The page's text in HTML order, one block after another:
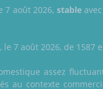
7 août 2026, stableavec
7 août 2026, de 1587
assez
au contexte